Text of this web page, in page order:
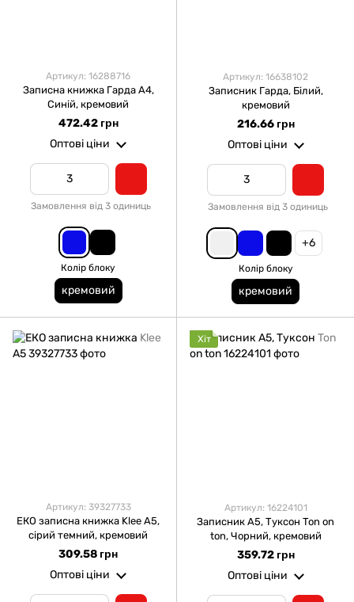
Артикул: 16288716
Записна книжка Гарда А4,
Синій, кремовий
472.42 грн
Оптові ціни
Замовлення від 3 одиниць
Колір блоку
кремовий
Артикул: 16638102
Записник Гарда, Білий,
кремовий
216.66 грн
Оптові ціни
Замовлення від 3 одиниць
+6
Колір блоку
кремовий
Артикул: 39327733
ЕКО записна книжка Klee А5,
сірий темний, кремовий
309.58 грн
Оптові ціни
Хіт
Артикул: 16224101
Записник А5, Туксон Ton on
ton, Чорний, кремовий
359.72 грн
Оптові ціни